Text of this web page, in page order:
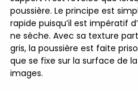
poussière. Le principe est
rapide puisqu’il est impératif
ne sèche. Avec sa texture
gris, la poussière est faite
que se fixe sur la surface de
images.